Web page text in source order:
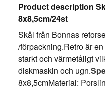
Product description
8x8,5cm/24st
Skål från Bonnas
/förpackning.Retro är
starkt och värmetåligt
diskmaskin och ugn.
8x8,5cmMaterial: Porslin